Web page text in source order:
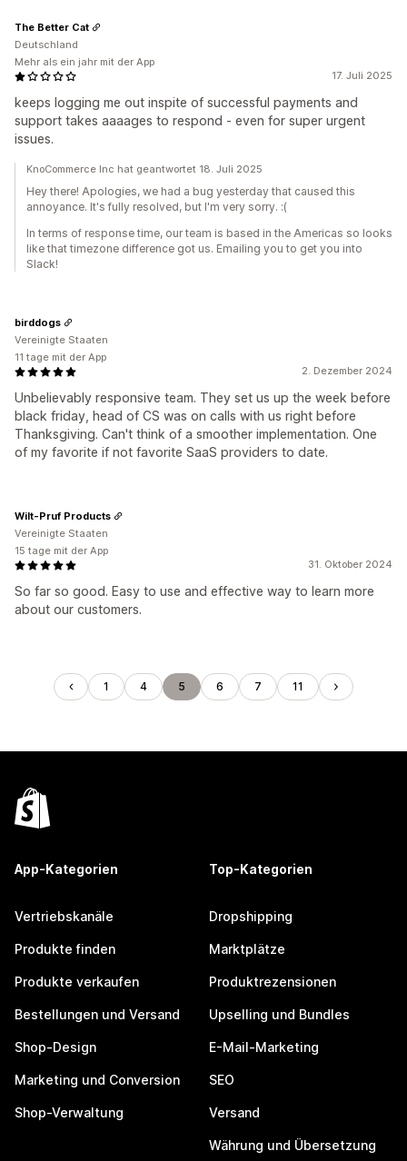
17. Juli 2025
keeps logging me out inspite of successful payments and
support takes aaaages to respond - even for super urgent
issues.
The Better Cat
Deutschland
Mehr als ein jahr mit der App
KnoCommerce Inc hat geantwortet 18. Juli 2025
Hey there! Apologies, we had a bug yesterday that caused this
annoyance. It's fully resolved, but I'm very sorry. :(
In terms of response time, our team is based in the Americas so looks
like that timezone difference got us. Emailing you to get you into
Slack!
2. Dezember 2024
Unbelievably responsive team. They set us up the week before
black friday, head of CS was on calls with us right before
Thanksgiving. Can't think of a smoother implementation. One
of my favorite if not favorite SaaS providers to date.
birddogs
Vereinigte Staaten
11 tage mit der App
31. Oktober 2024
So far so good. Easy to use and effective way to learn more
about our customers.
Wilt-Pruf Products
Vereinigte Staaten
15 tage mit der App
1 4 5 6 7 11
App-Kategorien
Vertriebskanäle
Produkte finden
Produkte verkaufen
Bestellungen und Versand
Shop-Design
Marketing und Conversion
Shop-Verwaltung
Top-Kategorien
Dropshipping
Marktplätze
Produktrezensionen
Upselling und Bundles
E-Mail-Marketing
SEO
Versand
Währung und Übersetzung